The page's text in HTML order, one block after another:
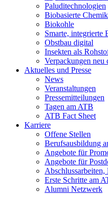
Paluditechnologien
Biobasierte
Biokohle
Smarte, integrierte
Obstbau digital
Insekten als
Verpackungen neu
Aktuelles und Presse
News
Veranstaltungen
Pressemitteilungen
Tagen am ATB
ATB Fact Sheet
Karriere
Offene Stellen
Berufsausbildung
Angebote für
Angebote für
Erste Schritte am
Alumni Netzwerk